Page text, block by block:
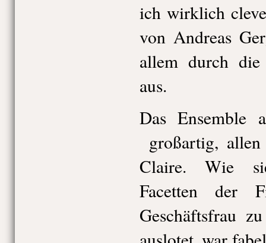
ich wirklich
von Andreas
allem durch die
aus.
Das Ensemble
großartig,
Claire. Wie
Facetten der
Geschäftsfrau